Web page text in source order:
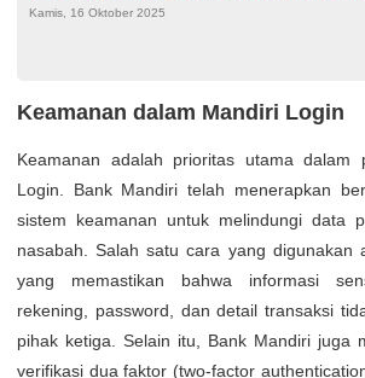
Kamis, 16 Oktober 2025
Keamanan dalam Mandiri Login
Keamanan adalah prioritas utama dalam
Login. Bank Mandiri telah menerapkan
sistem keamanan untuk melindungi data
nasabah. Salah satu cara yang digunakan
yang memastikan bahwa informasi
rekening, password, dan detail transaksi
pihak ketiga. Selain itu, Bank Mandiri juga
verifikasi dua faktor (two-factor